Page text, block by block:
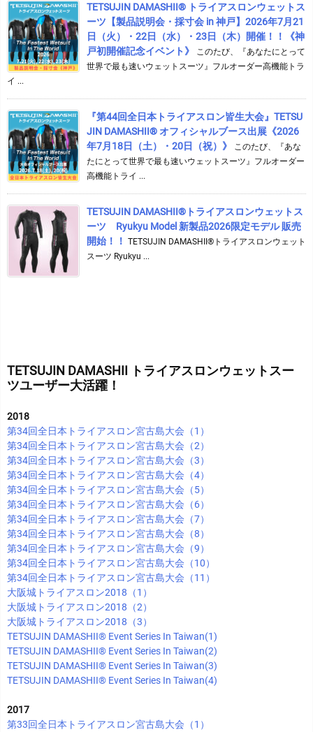
TETSUJIN DAMASHII® トライアスロンウェットス
ーツ【製品説明会・採寸会 in 神戸】2026年7月21
日（火）・22日（水）・23日（木）開催！！《神
戸初開催記念イベント》
このたび、『あなたにとって
世界で最も速いウェットスーツ』フルオーダー高機能トラ
イ ...
『第44回全日本トライアスロン皆生大会』TETSU
JIN DAMASHII® オフィシャルブース出展《2026
年7月18日（土）・20日（祝）》
このたび、『あな
たにとって世界で最も速いウェットスーツ』フルオーダー
高機能トライ ...
TETSUJIN DAMASHII®︎トライアスロンウェットス
ーツ Ryukyu Model 新製品2026限定モデル 販売
開始！！ TETSUJIN DAMASHII®︎トライアスロンウェット
スーツ Ryukyu ...
TETSUJIN DAMASHII トライアスロンウェットスー
ツユーザー大活躍！
2018
第34回全日本トライアスロン宮古島大会（1）
第34回全日本トライアスロン宮古島大会（2）
第34回全日本トライアスロン宮古島大会（3）
第34回全日本トライアスロン宮古島大会（4）
第34回全日本トライアスロン宮古島大会（5）
第34回全日本トライアスロン宮古島大会（6）
第34回全日本トライアスロン宮古島大会（7）
第34回全日本トライアスロン宮古島大会（8）
第34回全日本トライアスロン宮古島大会（9）
第34回全日本トライアスロン宮古島大会（10）
第34回全日本トライアスロン宮古島大会（11）
大阪城トライアスロン2018（1）
大阪城トライアスロン2018（2）
大阪城トライアスロン2018（3）
TETSUJIN DAMASHII®︎ Event Series In Taiwan(1)
TETSUJIN DAMASHII®︎ Event Series In Taiwan(2)
TETSUJIN DAMASHII®︎ Event Series In Taiwan(3)
TETSUJIN DAMASHII®︎ Event Series In Taiwan(4)
2017
第33回全日本トライアスロン宮古島大会（1）